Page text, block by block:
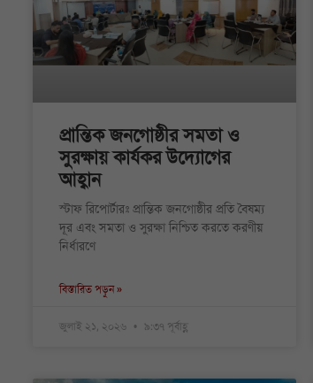
প্রান্তিক জনগোষ্ঠীর সমতা ও
সুরক্ষায় কার্যকর উদ্যোগের
আহ্বান
স্টাফ রিপোর্টারঃ প্রান্তিক জনগোষ্ঠীর প্রতি বৈষম্য
দূর এবং সমতা ও সুরক্ষা নিশ্চিত করতে করণীয়
নির্ধারণে
বিস্তারিত পড়ুন »
জুলাই ২১, ২০২৬ ৯:৩৭ পূর্বাহ্ণ